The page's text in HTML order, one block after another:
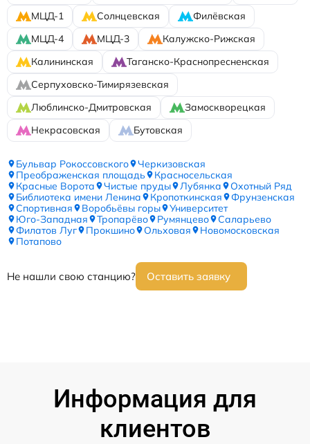
МЦД-1
Солнцевская
Филёвская
МЦД-4
МЦД-3
Калужско-Рижская
Калининская
Таганско-Краснопресненская
Серпуховско-Тимирязевская
Люблинско-Дмитровская
Замоскворецкая
Некрасовская
Бутовская
Бульвар Рокоссовского
Черкизовская
Преображенская площадь
Красносельская
Красные Ворота
Чистые пруды Лубянка
Охотный Ряд
Библиотека имени Ленина
Кропоткинская
Фрунзенская
Спортивная
Воробьёвы горы
Университет
Юго-Западная
Тропарёво Румянцево
Саларьево
Филатов Луг
Прокшино Ольховая
Новомосковская
Потапово
Не нашли свою станцию? Оставить заявку
Информация для
клиентов